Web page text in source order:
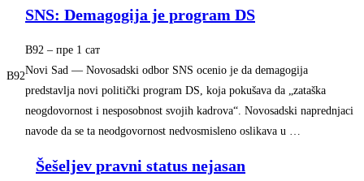
B92
SNS: Demagogija je program DS
B92 – ‎пре 1 сат‎
Novi Sad — Novosadski odbor SNS ocenio je da demagogija
predstavlja novi politički program DS, koja pokušava da „zataška
neogdovornost i nesposobnost svojih kadrova“. Novosadski naprednjaci
navode da se ta neodgovornost nedvosmisleno oslikava u …
Šešeljev pravni status nejasan